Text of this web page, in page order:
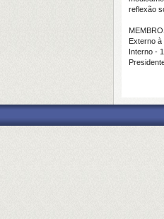
reflexão
Externo à
Interno -